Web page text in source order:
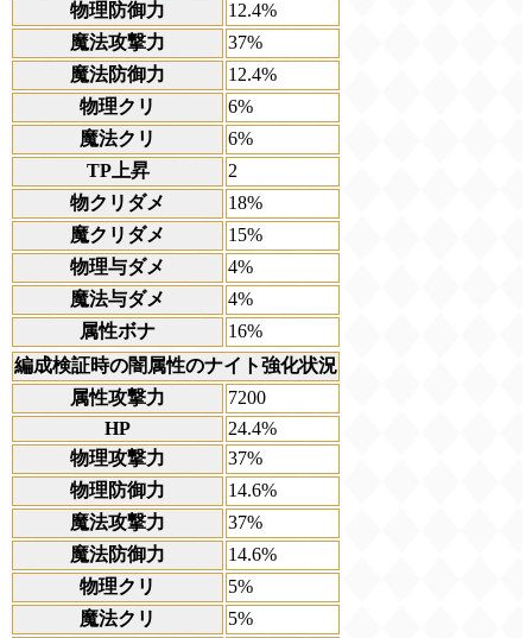
物理防御力
12.4%
魔法攻撃力
37%
魔法防御力
12.4%
物理クリ
6%
魔法クリ
6%
TP上昇
2
物クリダメ
18%
魔クリダメ
15%
物理与ダメ
4%
魔法与ダメ
4%
属性ボナ
16%
編成検証時の闇属性のナイト強化状況
属性攻撃力
7200
HP
24.4%
物理攻撃力
37%
物理防御力
14.6%
魔法攻撃力
37%
魔法防御力
14.6%
物理クリ
5%
魔法クリ
5%